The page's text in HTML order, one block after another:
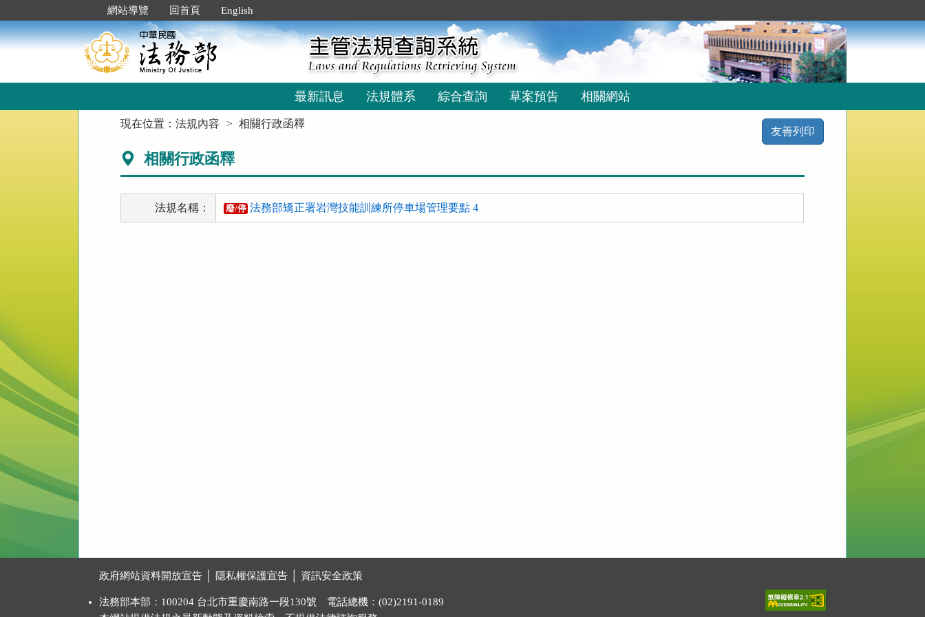
到
主
要
網站導覽 回首頁 English
最新訊息 法規體系 綜合查詢 草案預告 相關網站
現在位置：法規內容 相關行政函釋
友善列印
相關行政函釋
法規名稱： 廢/停 法務部矯正署岩灣技能訓練所停車場管理要點 4
政府網站資料開放宣告 隱私權保護宣告 資訊安全政策
法務部本部：100204 台北市重慶南路一段130號 電話總機：(02)2191-0189